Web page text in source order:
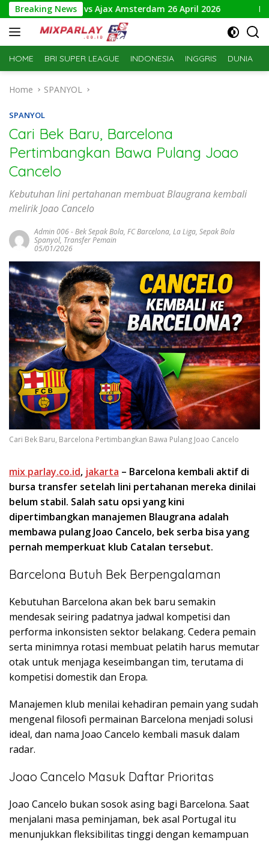
Skip
to
content
Breaking News
NAC Breda vs Ajax Amsterdam 26 April 2026 Prediksi
HOME BRI SUPER LEAGUE INDONESIA INGGRIS DUNIA
Home SPANYOL
SPANYOL
Cari Bek Baru, Barcelona
Pertimbangkan Bawa Pulang Joao
Cancelo
Kebutuhan lini pertahanan membuat Blaugrana kembali
melirik Joao Cancelo
Admin 006-Bek Sepak Bola, FC Barcelona, La Liga, Sepak Bola
Spanyol, Transfer Pemain
05/01/2026
Cari Bek Baru, Barcelona Pertimbangkan Bawa Pulang Joao Cancelo
mix parlay.co.id, jakarta – Barcelona kembali aktif di
bursa transfer setelah lini pertahanan mereka dinilai
belum stabil. Salah satu opsi yang kini
dipertimbangkan manajemen Blaugrana adalah
membawa pulang Joao Cancelo, bek serba bisa yang
pernah memperkuat klub Catalan tersebut.
Barcelona Butuh Bek Berpengalaman
Kebutuhan Barcelona akan bek baru semakin
mendesak seiring padatnya jadwal kompetisi dan
performa inkonsisten sektor belakang. Cedera pemain
serta minimnya rotasi membuat pelatih harus memutar
otak untuk menjaga keseimbangan tim, terutama di
kompetisi domestik dan Eropa.
Manajemen klub menilai kehadiran pemain yang sudah
mengenal filosofi permainan Barcelona menjadi solusi
ideal, dan nama Joao Cancelo kembali masuk dalam
radar.
Joao Cancelo Masuk Daftar Prioritas
Joao Cancelo bukan sosok asing bagi Barcelona. Saat
menjalani masa peminjaman, bek asal Portugal itu
menunjukkan fleksibilitas tinggi dengan kemampuan